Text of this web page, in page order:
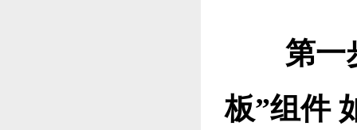
第一步
板”组件